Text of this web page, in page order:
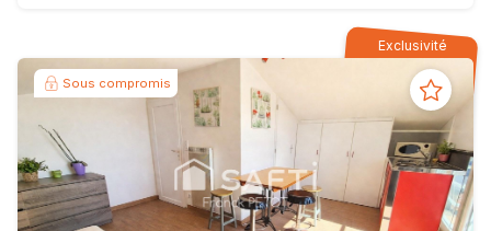
Exclusivité
Sous compromis